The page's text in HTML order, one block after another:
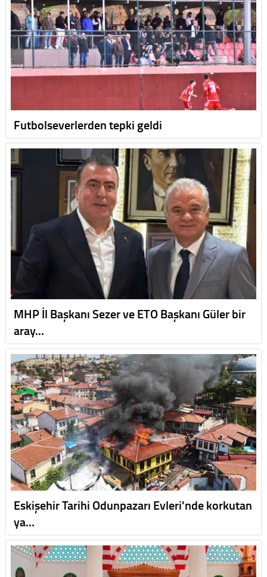
Futbolseverlerden tepki geldi
MHP İl Başkanı Sezer ve ETO Başkanı Güler bir
aray…
Eskişehir Tarihi Odunpazarı Evleri'nde korkutan
ya…